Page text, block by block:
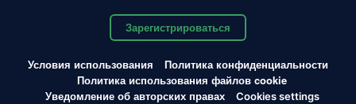
Зарегистрироваться
Условия использования
Политика конфиденциальности
Политика использования файлов cookie
Уведомление об авторских правах
Cookies settings